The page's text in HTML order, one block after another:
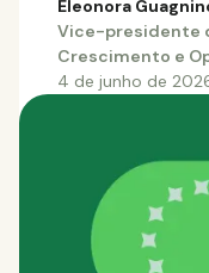
Eleonora
Vice-presidente
Crescimento e
4 de junho de